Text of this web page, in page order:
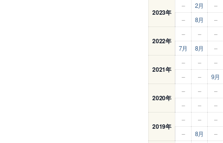
2023年
– 2月 –
–
8月 –
2022年
– – –
7月
8月 –
2021年
– – –
–
– 9月
2020年
– – –
–
– –
2019年
– – –
–
8月 –